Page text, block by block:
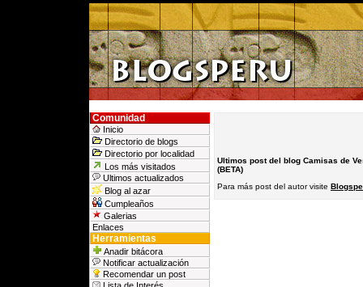
Comunidad
Inicio
Directorio de blogs
Directorio por localidad
Los más visitados
Ultimos actualizados
Blog al azar
Cumpleaños
Galerias
Enlaces
Herramientas
Anadir bitácora
Notificar actualización
Recomendar un post
Ultimos post del blog Camisas de
(BETA)
Para más post del autor visite